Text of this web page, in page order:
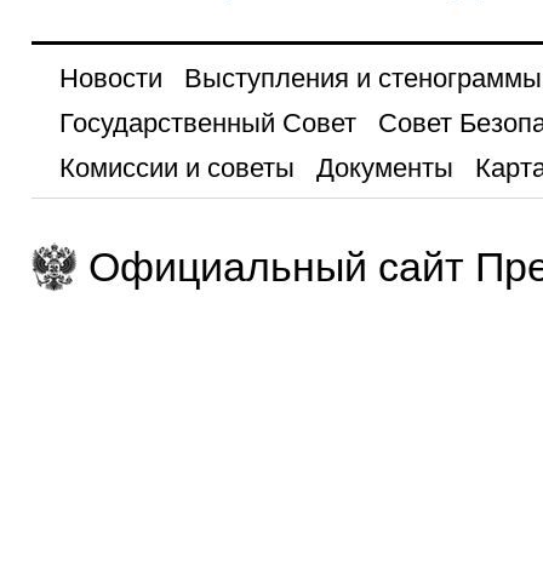
Новости
Выступления и стенограммы
Государственный Совет
Совет
Комиссии и советы
Документы
Официальный сайт